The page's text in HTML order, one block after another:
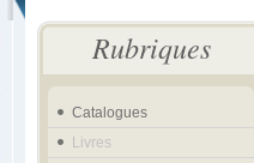
Rubriques
Catalogues
Livres